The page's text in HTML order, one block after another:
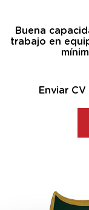
Buena
trabajo en
Enviar